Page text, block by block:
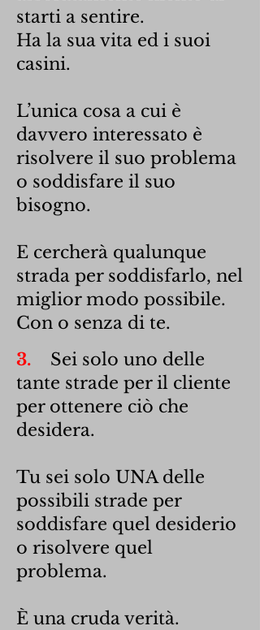
starti a sentire.
Ha la sua vita ed i suoi
casini.
L’unica cosa a cui è
davvero interessato è
risolvere il suo problema
o soddisfare il suo
bisogno.
E cercherà qualunque
strada per soddisfarlo, nel
miglior modo possibile.
Con o senza di te.
3.
Sei solo uno delle
tante strade per il cliente
per ottenere ciò che
desidera.
Tu sei solo UNA delle
possibili strade per
soddisfare quel desiderio
o risolvere quel
problema.
È una cruda verità.